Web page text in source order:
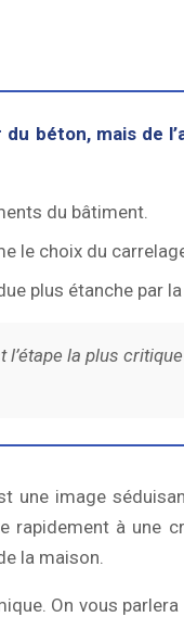
béton, mais de
du bâtiment.
le choix du
plus étanche par la
la plus
une image
rapidement à une
la maison.
On vous parlera